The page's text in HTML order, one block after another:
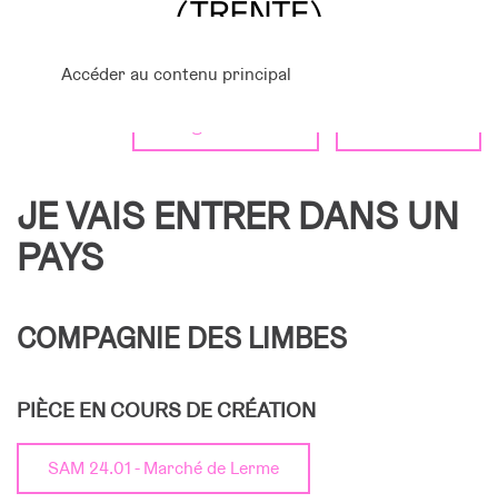
Accéder au contenu principal
JE VAIS ENTRER DANS UN
PAYS
COMPAGNIE DES LIMBES
PIÈCE EN COURS DE CRÉATION
SAM 24.01 - Marché de Lerme